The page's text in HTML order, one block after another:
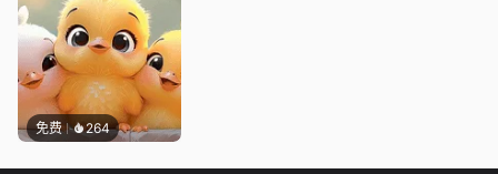
免费 264